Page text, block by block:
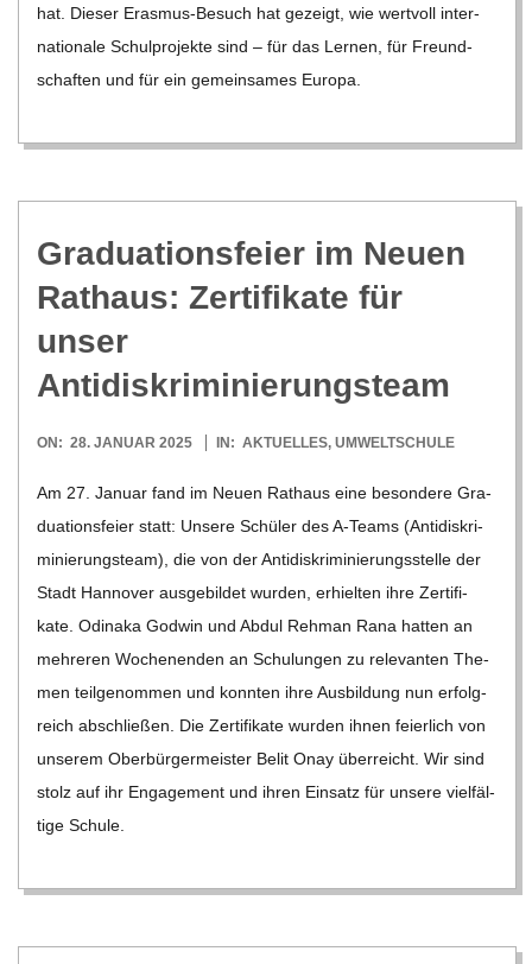
hat. Die­ser Eras­­mus-Besuch hat gezeigt, wie wert­voll inter­
na­tio­nale Schul­pro­jekte sind – für das Ler­nen, für Freund­
schaf­ten und für ein gemein­sa­mes Europa.
Gra­dua­ti­ons­feier im Neuen
Rat­haus: Zer­ti­fi­kate für
unser
Antidiskriminierungsteam
2025-
ON: 28. JANUAR 2025 IN: AKTUELLES, UMWELTSCHULE
Am 27. Januar fand im Neuen Rat­haus eine beson­dere Gra­
dua­ti­ons­feier statt: Unsere Schü­ler des A‑Teams (Anti­dis­kri­
mi­nie­rungs­team), die von der Anti­dis­kri­mi­nie­rungs­stelle der
Stadt Han­no­ver aus­ge­bil­det wur­den, erhiel­ten ihre Zer­ti­fi­
kate. Odi­naka God­win und Abdul Reh­man Rana hat­ten an
meh­re­ren Wochen­en­den an Schu­lun­gen zu rele­van­ten The­
men teil­ge­nom­men und konn­ten ihre Aus­bil­dung nun erfolg­
reich abschlie­ßen. Die Zer­ti­fi­kate wur­den ihnen fei­er­lich von
unse­rem Ober­bür­ger­meis­ter Belit Onay über­reicht. Wir sind
stolz auf ihr Enga­ge­ment und ihren Ein­satz für unsere viel­fäl­
tige Schule.